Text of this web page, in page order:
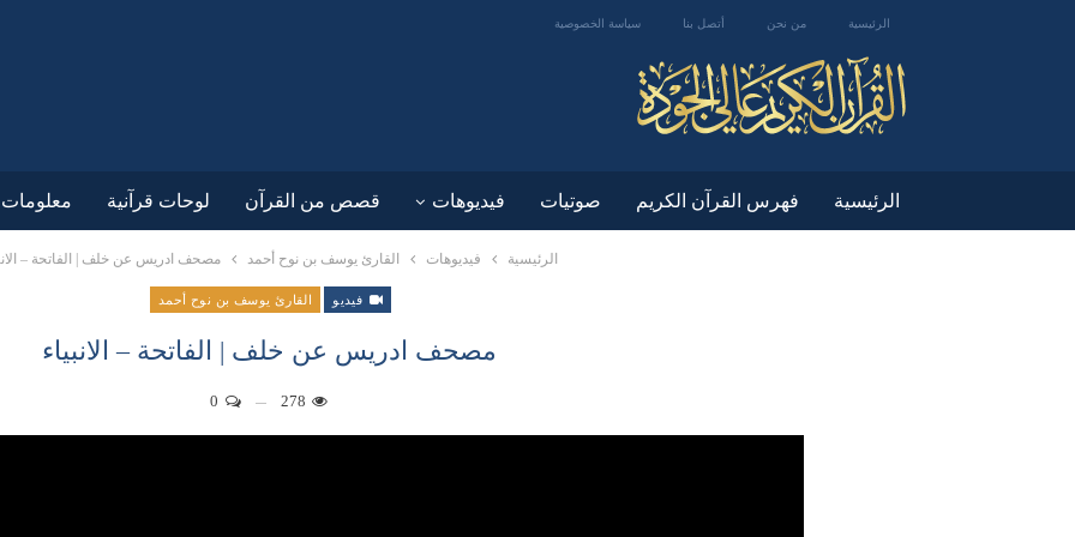
الرئيسية من نحن أتصل بنا سياسة الخصوصية
الرئيسية فهرس القرآن الكريم صوتيات فيديوهات قصص من القرآن لوحات قرآنية معلومات
الرئيسية فيديوهات القارئ يوسف بن نوح أحمد مصحف ادريس عن خلف | الفاتحة –
فيديو القارئ يوسف بن نوح أحمد
مصحف ادريس عن خلف | الفاتحة – الانبياء